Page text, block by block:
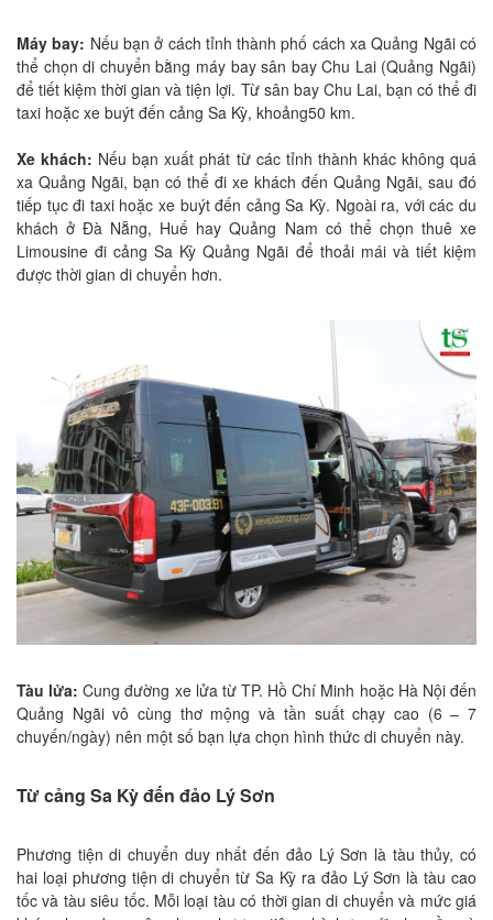
Máy bay: Nếu bạn ở cách tỉnh thành phố cách xa Quảng Ngãi có
thể chọn di chuyển bằng máy bay sân bay Chu Lai (Quảng Ngãi)
để tiết kiệm thời gian và tiện lợi. Từ sân bay Chu Lai, bạn có thể đi
taxi hoặc xe buýt đến cảng Sa Kỳ, khoảng50 km.
Xe khách: Nếu bạn xuất phát từ các tỉnh thành khác không quá
xa Quảng Ngãi, bạn có thể đi xe khách đến Quảng Ngãi, sau đó
tiếp tục đi taxi hoặc xe buýt đến cảng Sa Kỳ. Ngoài ra, với các du
khách ở Đà Nẵng, Huế hay Quảng Nam có thể chọn thuê xe
Limousine đi cảng Sa Kỳ Quảng Ngãi để thoải mái và tiết kiệm
được thời gian di chuyển hơn.
Tàu lửa: Cung đường xe lửa từ TP. Hồ Chí Minh hoặc Hà Nội đến
Quảng Ngãi vô cùng thơ mộng và tần suất chạy cao (6 – 7
chuyến/ngày) nên một số bạn lựa chọn hình thức di chuyển này.
Từ cảng Sa Kỳ đến đảo Lý Sơn
Phương tiện di chuyển duy nhất đến đảo Lý Sơn là tàu thủy, có
hai loại phương tiện di chuyển từ Sa Kỳ ra đảo Lý Sơn là tàu cao
tốc và tàu siêu tốc. Mỗi loại tàu có thời gian di chuyển và mức giá